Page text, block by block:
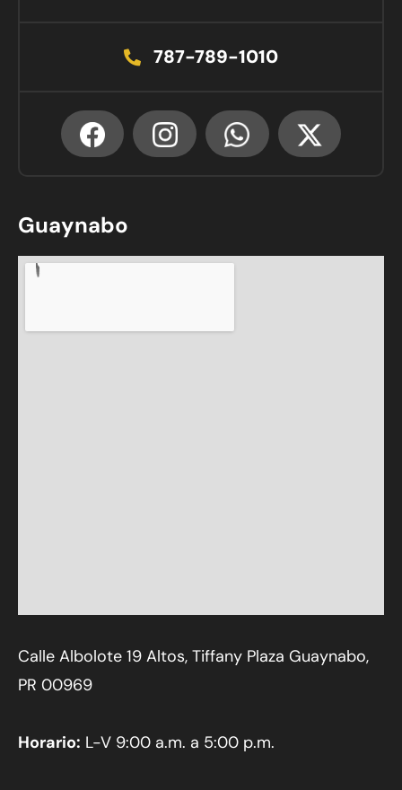
787-789-1010
Guaynabo
Calle Albolote 19 Altos, Tiffany Plaza Guaynabo,
PR 00969
Horario: L-V 9:00 a.m. a 5:00 p.m.